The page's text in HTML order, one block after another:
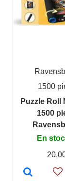
1500
Puzzle Roll
1500
En